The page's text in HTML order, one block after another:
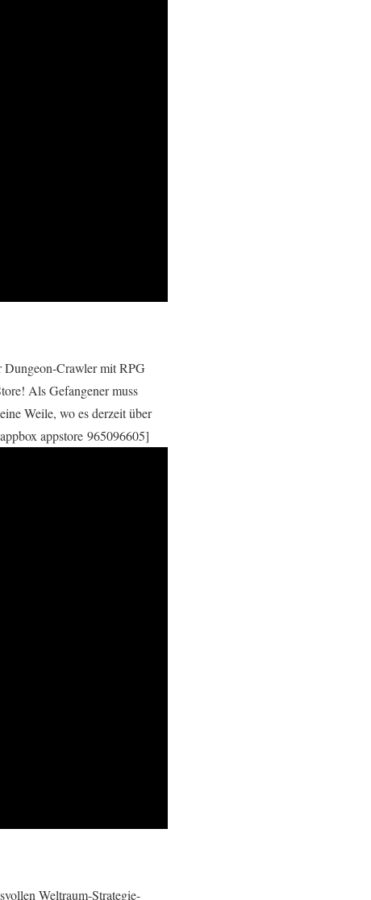
Dungeon-Crawler mit RPG
Als Gefangener muss
Weile, wo es derzeit über
appstore 965096605]
Weltraum-Strategie-